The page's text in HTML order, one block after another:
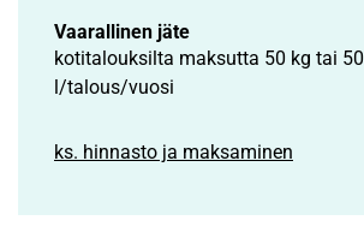
Vaarallinen jäte
kotitalouksilta maksutta 50 kg tai 50
l/talous/vuosi
ks. hinnasto ja maksaminen